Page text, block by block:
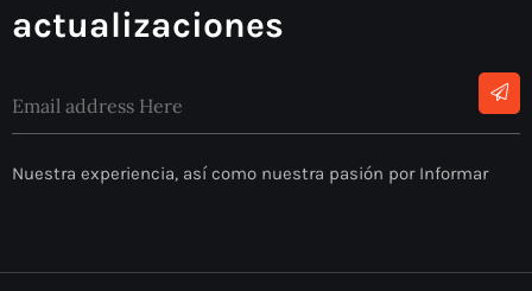
actualizaciones
Nuestra experiencia, así como nuestra pasión por Informar